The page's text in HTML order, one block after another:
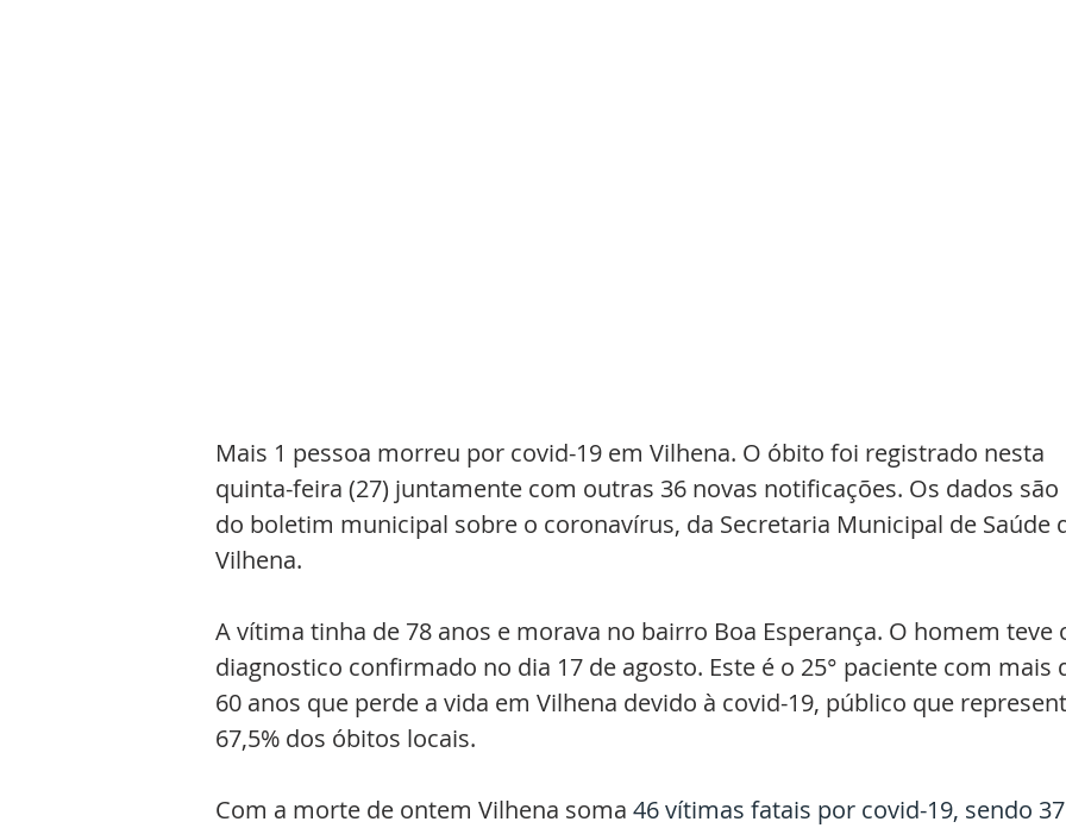
Mais 1 pessoa morreu por covid-19 em Vilhena. O óbito foi registrado nesta
quinta-feira (27) juntamente com outras 36 novas notificações. Os dados são
do boletim municipal sobre o coronavírus, da Secretaria Municipal de Saúde
Vilhena.
A vítima tinha de 78 anos e morava no bairro Boa Esperança. O homem teve
diagnostico confirmado no dia 17 de agosto. Este é o 25° paciente com mais
60 anos que perde a vida em Vilhena devido à covid-19, público que
67,5% dos óbitos locais.
Com a morte de ontem Vilhena soma 46 vítimas fatais por covid-19, sendo